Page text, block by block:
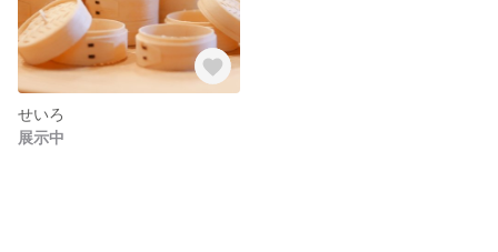
せいろ
展示中